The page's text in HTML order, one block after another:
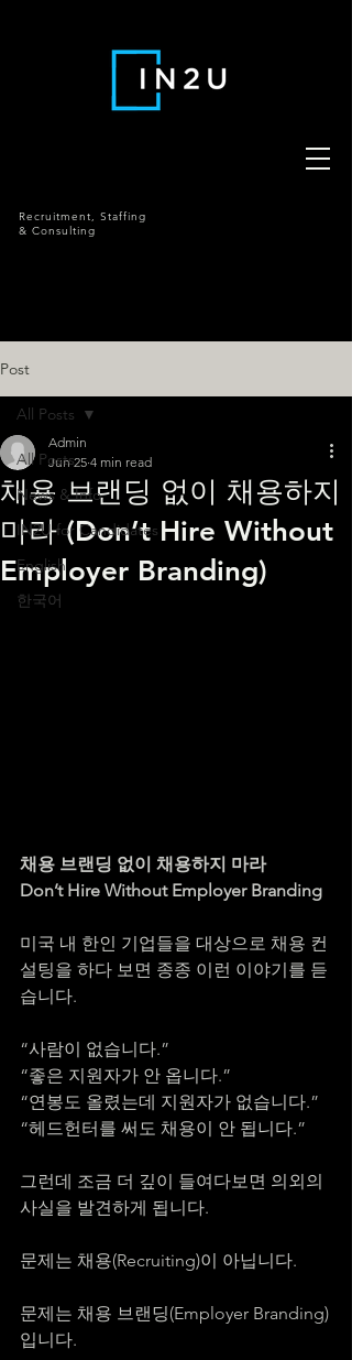
Recruitment, Staffing
& Consulting
Post
All Posts
News & Info
IN2U for Candidates
English
한국어
All Posts
채용 브랜딩 없이 채용하지
마라 (Don’t Hire Without
Employer Branding)
Admin
Jun 25 4 min read
채용 브랜딩 없이 채용하지 마라
Don’t Hire Without Employer Branding
미국 내 한인 기업들을 대상으로 채용 컨
설팅을 하다 보면 종종 이런 이야기를 듣
습니다.
“사람이 없습니다.”
“좋은 지원자가 안 옵니다.”
“연봉도 올렸는데 지원자가 없습니다.”
“헤드헌터를 써도 채용이 안 됩니다.”
그런데 조금 더 깊이 들여다보면 의외의
사실을 발견하게 됩니다.
문제는 채용(Recruiting)이 아닙니다.
문제는 채용 브랜딩(Employer Branding)
입니다.